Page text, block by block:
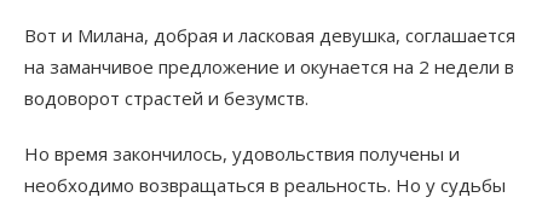
Вот и Милана, добрая и ласковая девушка, соглашается
на заманчивое предложение и окунается на 2 недели в
водоворот страстей и безумств.
Но время закончилось, удовольствия получены и
необходимо возвращаться в реальность. Но у судьбы